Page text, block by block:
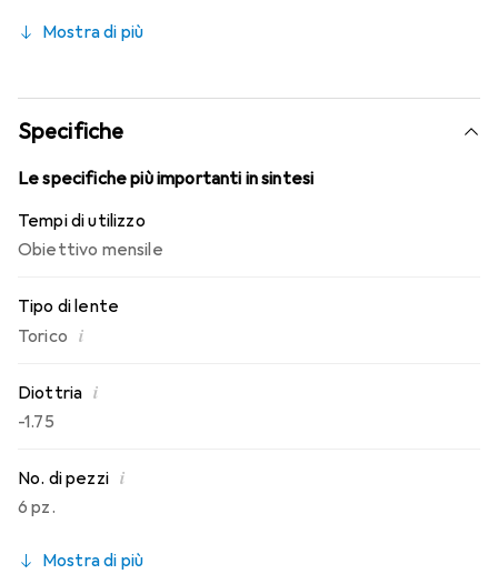
HydraGlyde Moisture Matrix e la nota tecnologia
indossabilità che conosci. Un comfort duraturo e senza
interruzioni per tutto il giorno con le lenti mensili.
Mostra di più
Specifiche
Le specifiche più importanti in sintesi
Tempi di utilizzo
Obiettivo mensile
Tipo di lente
Torico i
Diottria i
-1.75
No. di pezzi i
6 pz.
Mostra di più